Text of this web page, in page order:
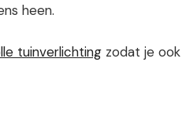
heen.
tuinverlichting zodat je ook